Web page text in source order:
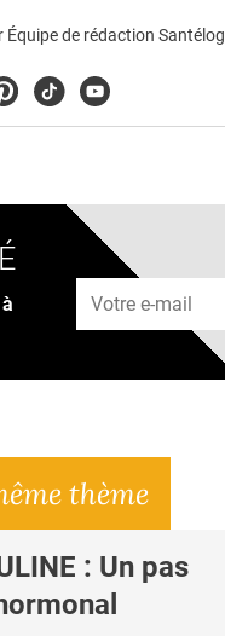
Équipe de rédaction Santélog
TiktokYoutube
Adresse e-mail
thème
: Un pas